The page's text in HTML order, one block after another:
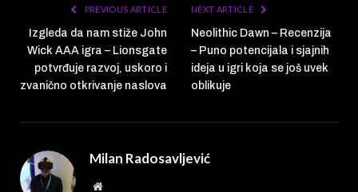
PREVIOUS ARTICLE
Izgleda da nam stiže John
Wick AAA igra – Lionsgate
potvrđuje razvoj, uskoro i
zvanično otkrivanje naslova
NEXT ARTICLE
Neolithic Dawn – Recenzija
– Puno potencijala i sjajnih
ideja u igri koja se još uvek
oblikuje
Milan Radosavljević
Website